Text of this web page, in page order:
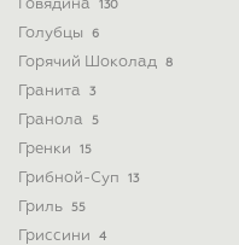
Говядина 130
Голубцы 6
Горячий Шоколад 8
Гранита 3
Гранола 5
Гренки 15
Грибной-Суп 13
Гриль 55
Гриссини 4